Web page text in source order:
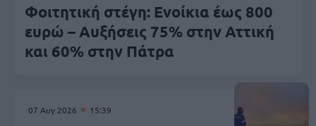
Φοιτητική στέγη: Ενοίκια έως 800
ευρώ – Αυξήσεις 75% στην Αττική
και 60% στην Πάτρα
07 Αυγ 2026 15:39